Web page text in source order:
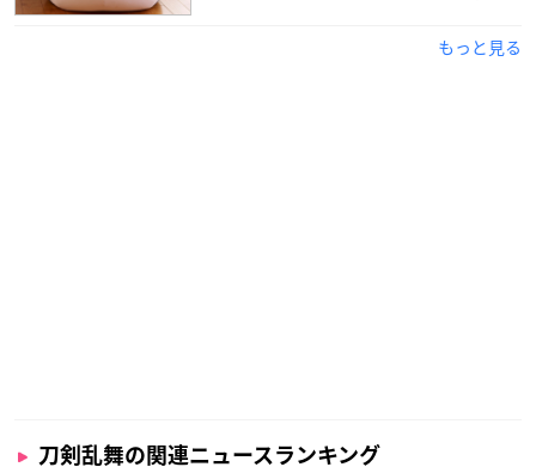
もっと見る
刀剣乱舞の関連ニュースランキング